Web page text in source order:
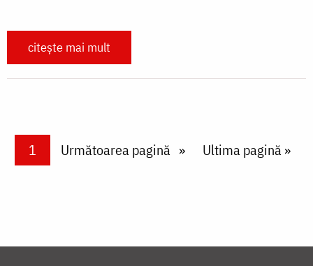
citește mai mult
PaginareCurrent page
1 Next page
Următoarea pagină Last page
Ultima pagină »